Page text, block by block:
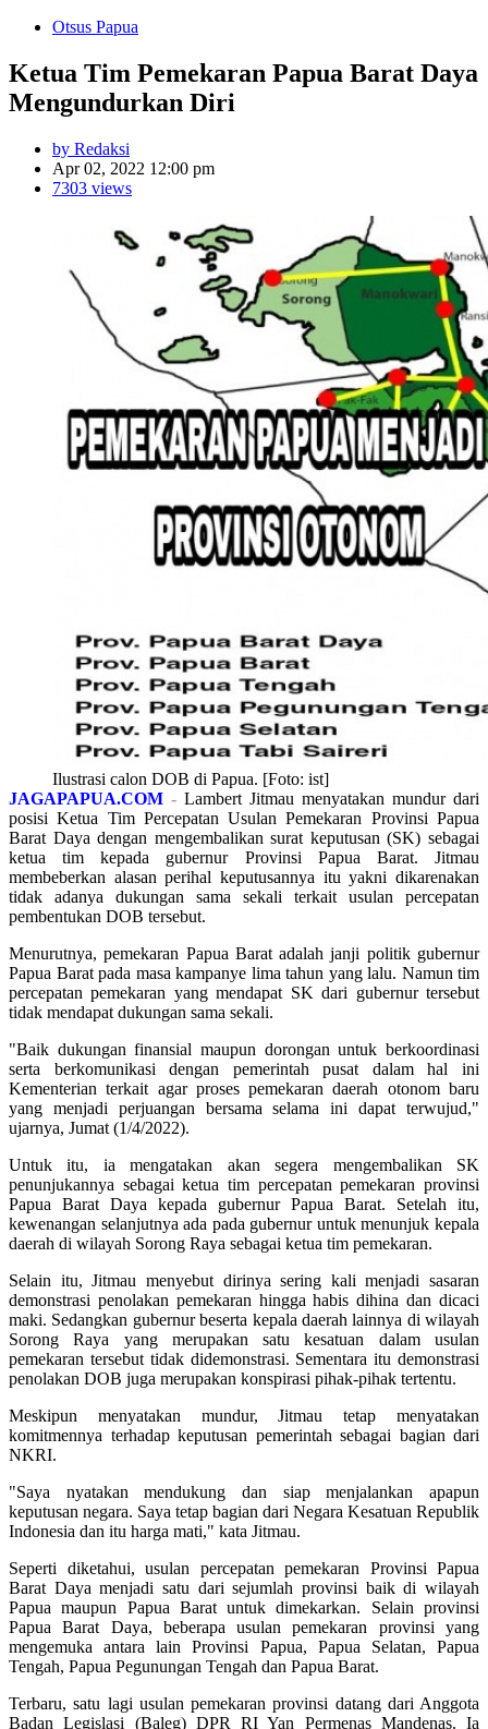
Otsus Papua
Ketua Tim Pemekaran Papua Barat Daya
Mengundurkan Diri
by Redaksi
Apr 02, 2022 12:00 pm
7303 views
Ilustrasi calon DOB di Papua. [Foto: ist]
JAGAPAPUA.COM - Lambert Jitmau menyatakan mundur dari
posisi Ketua Tim Percepatan Usulan Pemekaran Provinsi Papua
Barat Daya dengan mengembalikan surat keputusan (SK) sebagai
ketua tim kepada gubernur Provinsi Papua Barat. Jitmau
membeberkan alasan perihal keputusannya itu yakni dikarenakan
tidak adanya dukungan sama sekali terkait usulan percepatan
pembentukan DOB tersebut.
Menurutnya, pemekaran Papua Barat adalah janji politik gubernur
Papua Barat pada masa kampanye lima tahun yang lalu. Namun tim
percepatan pemekaran yang mendapat SK dari gubernur tersebut
tidak mendapat dukungan sama sekali.
"Baik dukungan finansial maupun dorongan untuk berkoordinasi
serta berkomunikasi dengan pemerintah pusat dalam hal ini
Kementerian terkait agar proses pemekaran daerah otonom baru
yang menjadi perjuangan bersama selama ini dapat terwujud,"
ujarnya, Jumat (1/4/2022).
Untuk itu, ia mengatakan akan segera mengembalikan SK
penunjukannya sebagai ketua tim percepatan pemekaran provinsi
Papua Barat Daya kepada gubernur Papua Barat. Setelah itu,
kewenangan selanjutnya ada pada gubernur untuk menunjuk kepala
daerah di wilayah Sorong Raya sebagai ketua tim pemekaran.
Selain itu, Jitmau menyebut dirinya sering kali menjadi sasaran
demonstrasi penolakan pemekaran hingga habis dihina dan dicaci
maki. Sedangkan gubernur beserta kepala daerah lainnya di wilayah
Sorong Raya yang merupakan satu kesatuan dalam usulan
pemekaran tersebut tidak didemonstrasi. Sementara itu demonstrasi
penolakan DOB juga merupakan konspirasi pihak-pihak tertentu.
Meskipun menyatakan mundur, Jitmau tetap menyatakan
komitmennya terhadap keputusan pemerintah sebagai bagian dari
NKRI.
"Saya nyatakan mendukung dan siap menjalankan apapun
keputusan negara. Saya tetap bagian dari Negara Kesatuan Republik
Indonesia dan itu harga mati," kata Jitmau.
Seperti diketahui, usulan percepatan pemekaran Provinsi Papua
Barat Daya menjadi satu dari sejumlah provinsi baik di wilayah
Papua maupun Papua Barat untuk dimekarkan. Selain provinsi
Papua Barat Daya, beberapa usulan pemekaran provinsi yang
mengemuka antara lain Provinsi Papua, Papua Selatan, Papua
Tengah, Papua Pegunungan Tengah dan Papua Barat.
Terbaru, satu lagi usulan pemekaran provinsi datang dari Anggota
Badan Legislasi (Baleg) DPR RI Yan Permenas Mandenas. Ia